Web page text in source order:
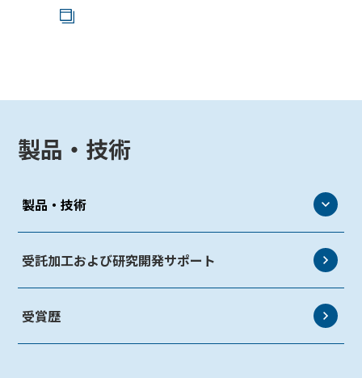
製品・技術
製品・技術
eLEAP
AutoTech
HMO
受託加工および研究開発サポート
受賞歴